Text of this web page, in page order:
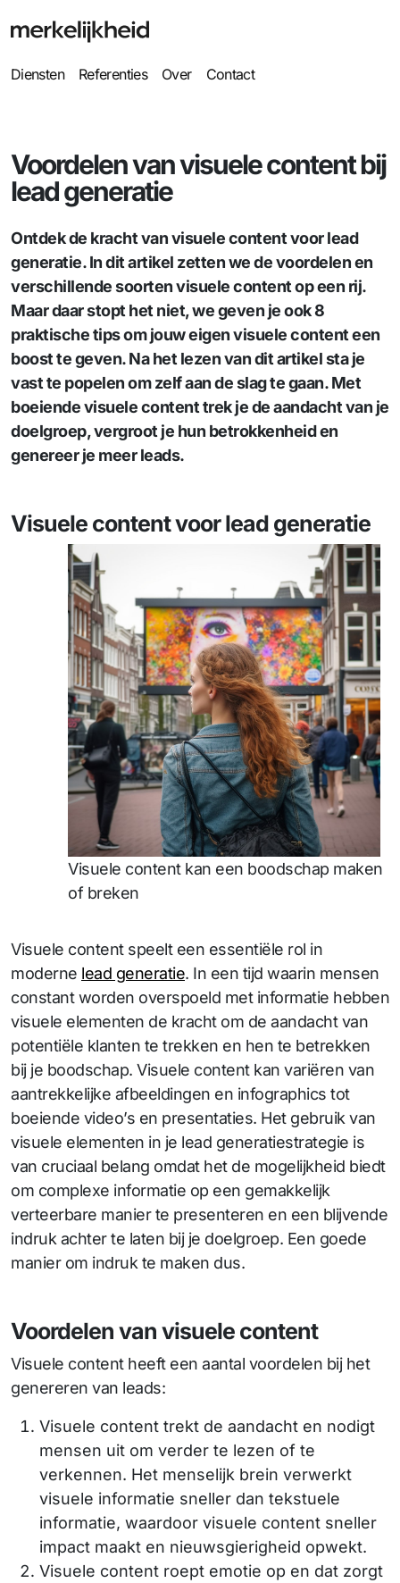
Diensten Referenties Over Contact
Voordelen van visuele content bij
lead generatie
Ontdek de kracht van visuele content voor lead
generatie. In dit artikel zetten we de voordelen en
verschillende soorten visuele content op een rij.
Maar daar stopt het niet, we geven je ook 8
praktische tips om jouw eigen visuele content een
boost te geven. Na het lezen van dit artikel sta je
vast te popelen om zelf aan de slag te gaan. Met
boeiende visuele content trek je de aandacht van je
doelgroep, vergroot je hun betrokkenheid en
genereer je meer leads.
Visuele content voor lead generatie
Visuele content kan een boodschap maken
of breken
Visuele content speelt een essentiële rol in
moderne lead generatie. In een tijd waarin mensen
constant worden overspoeld met informatie hebben
visuele elementen de kracht om de aandacht van
potentiële klanten te trekken en hen te betrekken
bij je boodschap. Visuele content kan variëren van
aantrekkelijke afbeeldingen en infographics tot
boeiende video’s en presentaties. Het gebruik van
visuele elementen in je lead generatiestrategie is
van cruciaal belang omdat het de mogelijkheid biedt
om complexe informatie op een gemakkelijk
verteerbare manier te presenteren en een blijvende
indruk achter te laten bij je doelgroep. Een goede
manier om indruk te maken dus.
Voordelen van visuele content
Visuele content heeft een aantal voordelen bij het
genereren van leads:
Visuele content trekt de aandacht en nodigt
mensen uit om verder te lezen of te
verkennen. Het menselijk brein verwerkt
visuele informatie sneller dan tekstuele
informatie, waardoor visuele content sneller
impact maakt en nieuwsgierigheid opwekt.
Visuele content roept emotie op en dat zorgt